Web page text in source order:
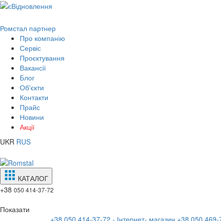
Ромстал партнер
Про компанію
Сервіс
Проєктування
Вакансії
Блог
Об'єкти
Контакти
Прайс
Новини
Акції
UKR RUS
КАТАЛОГ
+38 050 414-37-72
Показати
+38 050 414-37-72 - Інтернет- магазин +38 050